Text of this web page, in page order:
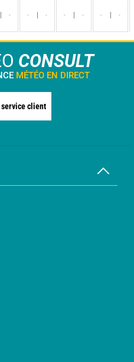
- - - - - - -
CONSULT
MÉTÉO EN DIRECT
client